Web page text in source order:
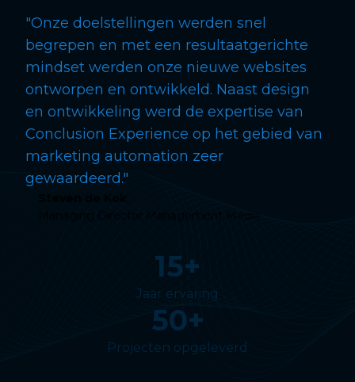
"Onze doelstellingen werden snel
begrepen en met een resultaatgerichte
mindset werden onze nieuwe websites
ontworpen en ontwikkeld. Naast design
en ontwikkeling werd de expertise van
Conclusion Experience op het gebied van
marketing automation zeer
gewaardeerd."
Steven de Kok
Managing Director Management Media
15+
Jaar ervaring
50+
Projecten opgeleverd